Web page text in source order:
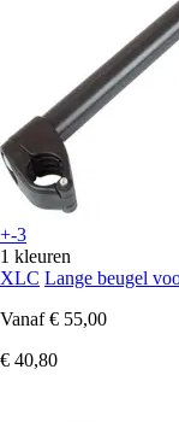
+-3
1 kleuren
XLC Lange beugel
Vanaf € 55,00
€ 40,80